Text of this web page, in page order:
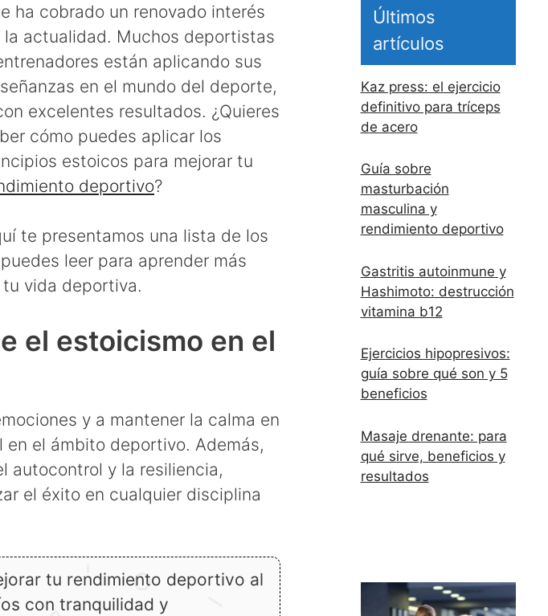
ha cobrado un renovado interés
la actualidad. Muchos deportistas
están aplicando sus
en el mundo del deporte,
excelentes resultados. ¿Quieres
cómo puedes aplicar los
estoicos para mejorar tu
deportivo?
te presentamos una lista de los
leer para aprender más
vida deportiva.
el estoicismo en el
y a mantener la calma en
el ámbito deportivo. Además,
autocontrol y la resiliencia,
el éxito en cualquier disciplina
tu rendimiento deportivo al
con tranquilidad y
Últimos
artículos
Kaz press: el ejercicio
definitivo para tríceps
de acero
Guía sobre
masturbación
masculina y
rendimiento deportivo
Gastritis autoinmune y
Hashimoto: destrucción
vitamina b12
Ejercicios hipopresivos:
guía sobre qué son y 5
beneficios
Masaje drenante: para
qué sirve, beneficios y
resultados